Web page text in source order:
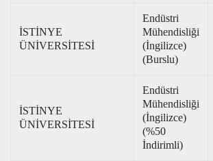
İSTİNYE
ÜNİVERSİTESİ
Endüstri
Mühendisliği
(İngilizce)
(Burslu)
İSTİNYE
ÜNİVERSİTESİ
Endüstri
Mühendisliği
(İngilizce)
(%50
İndirimli)